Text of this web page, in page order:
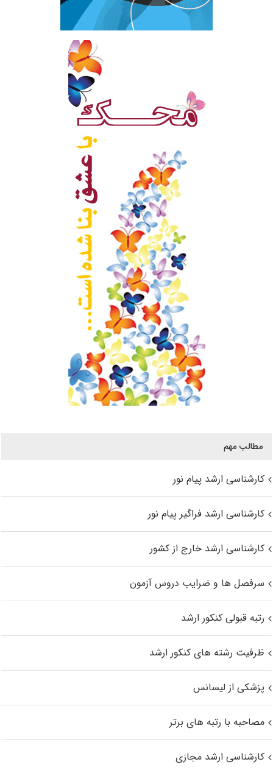
مطالب مهم
کارشناسی ارشد پیام نور
کارشناسی ارشد فراگیر پیام نور
کارشناسی ارشد خارج از کشور
سرفصل ها و ضرایب دروس آزمون
رتبه قبولی کنکور ارشد
ظرفیت رشته های کنکور ارشد
پزشکی از لیسانس
مصاحبه با رتبه های برتر
کارشناسی ارشد مجازی